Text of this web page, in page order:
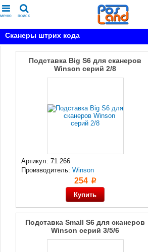
меню поиск
Сканеры штрих кода
Подставка Big S6 для сканеров
Winson серий 2/8
Артикул: 71 266
Производитель: Winson
254 p
Подставка Small S6 для сканеров
Winson серий 3/5/6